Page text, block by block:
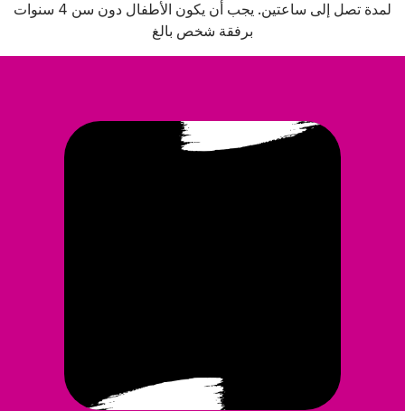
لمدة تصل إلى ساعتين. يجب أن يكون الأطفال دون سن 4 سنوات
برفقة شخص بالغ